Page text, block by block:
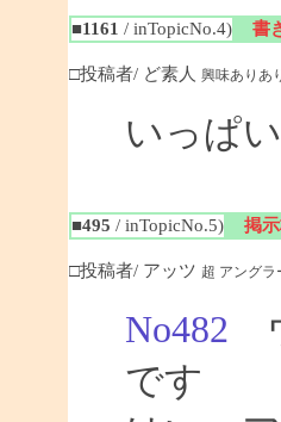
■1161 / inTopicNo.4) 書
□投稿者/ ど素人 興味ありあ
いっぱ
■495 / inTopicNo.5) 掲
□投稿者/ アッツ 超 アングラ
No482
です